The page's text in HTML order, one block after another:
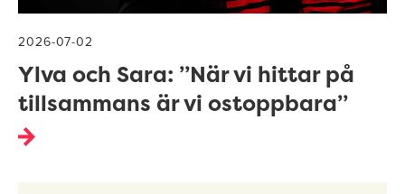
2026-07-02
Ylva och Sara: ”När vi hittar på
tillsammans är vi ostoppbara”